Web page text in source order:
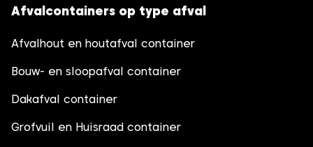
Afvalcontainers op type afval
Afvalhout en houtafval container
Bouw- en sloopafval container
Dakafval container
Grofvuil en Huisraad container